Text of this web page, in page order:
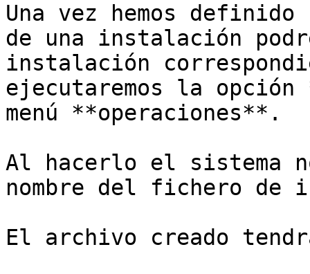
Una vez hemos
de una instalación
instalación
ejecutaremos la
menú **operaciones**.
Al hacerlo el sistema
nombre del fichero de
El archivo creado